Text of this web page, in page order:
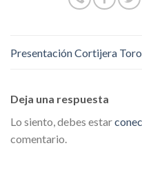
Presentación Cortijera Toro
Deja una respuesta
Lo siento, debes estar
comentario.